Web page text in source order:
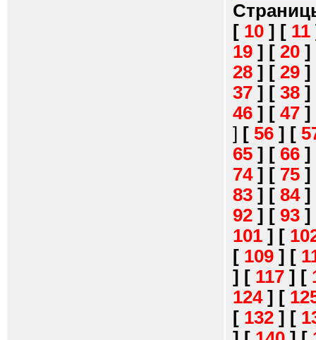
[ 10 ] [ 11
19 ] [ 20 ]
28 ] [ 29 ]
37 ] [ 38 ]
46 ] [ 47 ]
] [ 56 ] [
65 ] [ 66 ]
74] [ 75 ]
83 ] [ 84]
92 ] [ 93 ]
101 ] [
[ 109 ] [
] [ 117 ] [
124] [
[ 132 ] [